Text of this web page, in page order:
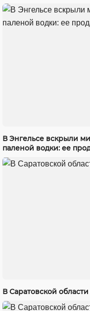
В Энгельсе вскрыли
паленой водки: ее
В Саратовской